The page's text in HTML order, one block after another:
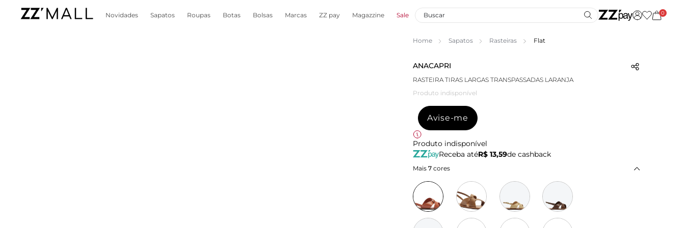
Novidades Sapatos Roupas Botas Bolsas Marcas ZZ pay Magazzine Sale 0
Home Sapatos Rasteiras Flat
ANACAPRI
RASTEIRA TIRAS LARGAS TRANSPASSADAS LARANJA
Produto indisponível
Avise-me
Produto indisponível
Receba atéR$ 13,59de cashback
Mais 7 cores